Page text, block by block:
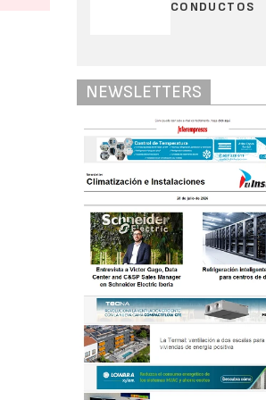
CONDUCTOS
NEWSLETTERS